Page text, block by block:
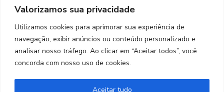
Valorizamos sua privacidade
Utilizamos cookies para aprimorar sua experiência de
navegação, exibir anúncios ou conteúdo personalizado e
analisar nosso tráfego. Ao clicar em “Aceitar todos”, você
concorda com nosso uso de cookies.
Aceitar tudo
Política de Cookies
Termos de Uso
Política de Privacidade
Contato
Siga-nos